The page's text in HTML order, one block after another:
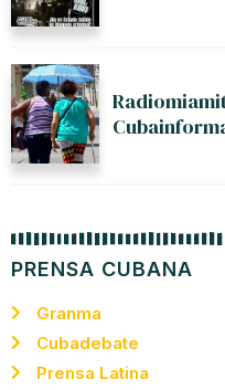
PRENSA CUBANA
Granma
Cubadebate
Prensa Latina